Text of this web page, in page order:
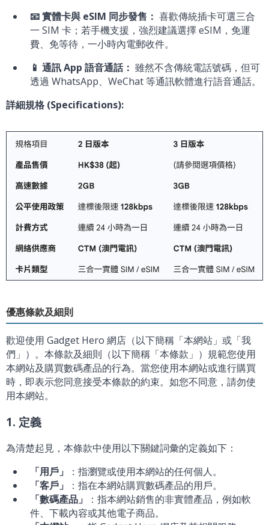
📧 實體卡與 eSIM 同步發售： 喜歡傳統插卡可選三合
一 SIM 卡；若手機支援，強烈建議選擇 eSIM，免運
費、免等待，一小時內電郵收件。
📱 通訊 App 語音通話： 雖然不含傳統電話號碼，但可
透過 WhatsApp、WeChat 等通訊軟體進行語音通話。
詳細規格 (Specifications):
優惠條款及細則
歡迎使用 Gadget Hero 網店（以下簡稱「本網站」或「我
們」）。本條款及細則（以下簡稱「本條款」）規範您使用
本網站及購買數碼產品的行為。當您使用本網站或進行購買
時，即表示您同意接受本條款的約束。如您不同意，請勿使
用本網站。
1. 定義
為清楚起見，本條款中使用以下關鍵詞彙的定義如下：
「用戶」
：指瀏覽或使用本網站的任何個人。
「客戶」
：指在本網站購買數碼產品的用戶。
「數碼產品」
：指本網站銷售的非實體產品，例如軟
件、下載內容或其他電子商品。